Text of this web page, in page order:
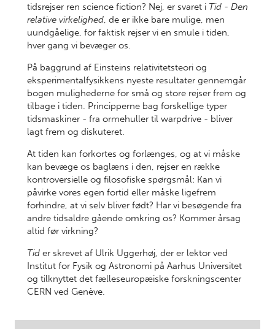
tidsrejser ren science fiction? Nej, er svaret i Tid - Den
relative virkelighed, de er ikke bare mulige, men
uundgåelige, for faktisk rejser vi en smule i tiden,
hver gang vi bevæger os.
På baggrund af Einsteins relativitetsteori og
eksperimental­fysikkens nyeste resultater gennemgår
bogen mulighederne for små og store rejser frem og
tilbage i tiden. Principperne bag forskellige typer
tidsmaskiner - fra ormehuller til warpdrive - bliver
lagt frem og diskuteret.
At tiden kan forkortes og forlænges, og at vi måske
kan bevæge os baglæns i den, rejser en række
kontroversielle og filosofiske spørgsmål: Kan vi
påvirke vores egen fortid eller måske ligefrem
forhindre, at vi selv bliver født? Har vi besøgende fra
andre tidsaldre gående omkring os? Kommer årsag
altid før virkning?
Tid er skrevet af Ulrik Uggerhøj, der er lektor ved
Institut for Fysik og Astronomi på Aarhus Universitet
og tilknyttet det fælleseuropæiske forskningscenter
CERN ved Genève.